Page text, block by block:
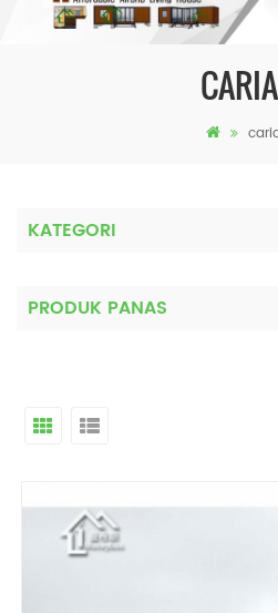
KATEGORI
PRODUK PANAS